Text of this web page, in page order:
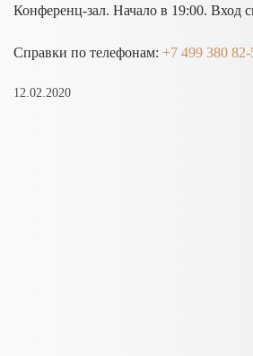
Конференц-зал. Начало в 19:00. Вход
Справки по телефонам: +7 499 380 82-
12.02.2020